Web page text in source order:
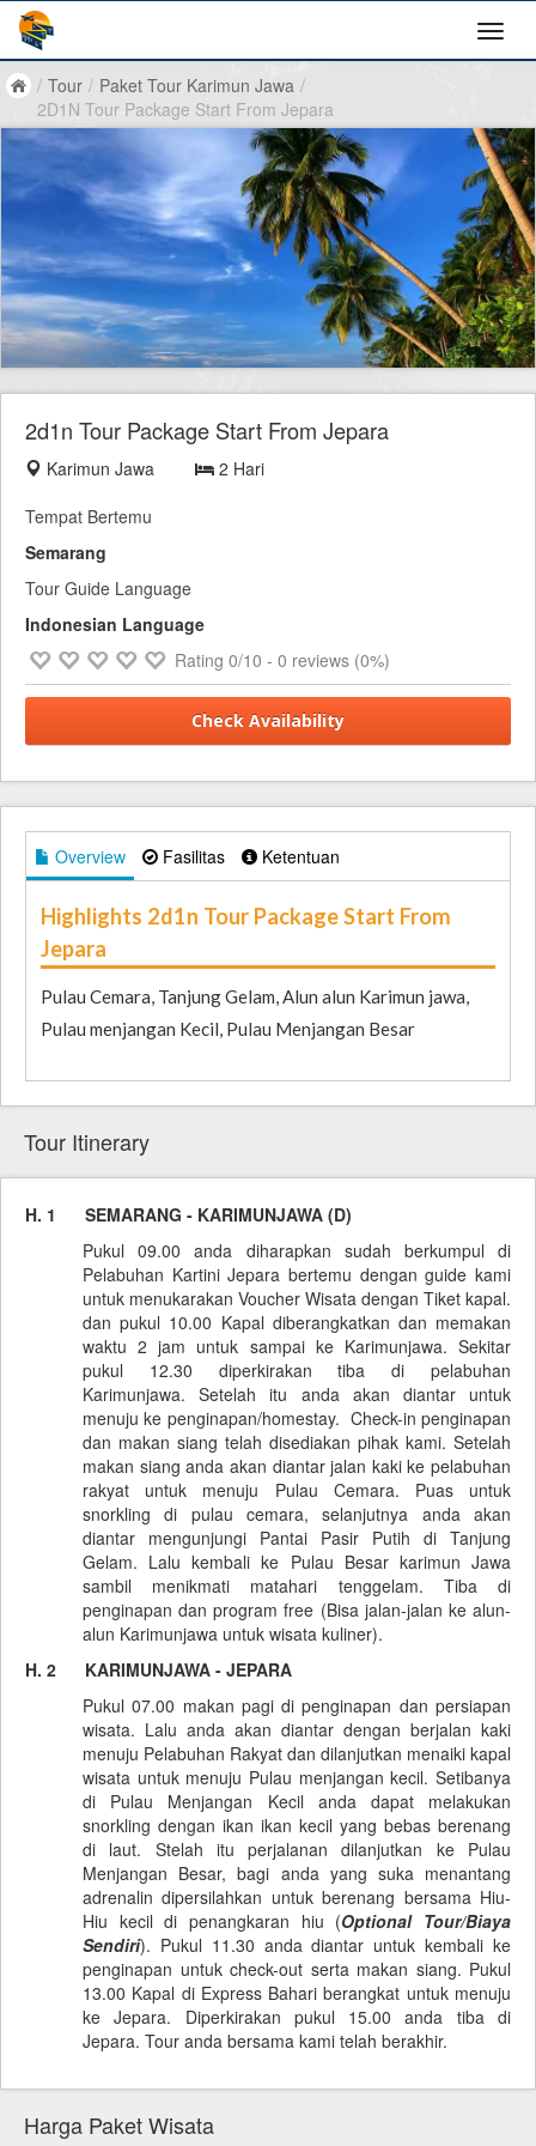
/ Tour / Paket Tour Karimun Jawa /
2D1N Tour Package Start From Jepara
2d1n Tour Package Start From Jepara
Karimun Jawa
2 Hari
Tempat Bertemu
Semarang
Tour Guide Language
Indonesian Language
Rating 0/10 - 0 reviews (0%)
Check Availability
Overview Fasilitas Ketentuan
Highlights 2d1n Tour Package Start From
Jepara
Pulau Cemara, Tanjung Gelam, Alun alun Karimun jawa,
Pulau menjangan Kecil, Pulau Menjangan Besar
Tour Itinerary
H. 1 SEMARANG - KARIMUNJAWA (D)
Pukul 09.00 anda diharapkan sudah berkumpul di
Pelabuhan Kartini Jepara bertemu dengan guide kami
untuk menukarakan Voucher Wisata dengan Tiket kapal.
dan pukul 10.00 Kapal diberangkatkan dan memakan
waktu 2 jam untuk sampai ke Karimunjawa. Sekitar
pukul 12.30 diperkirakan tiba di pelabuhan
Karimunjawa. Setelah itu anda akan diantar untuk
menuju ke penginapan/homestay. Check-in penginapan
dan makan siang telah disediakan pihak kami. Setelah
makan siang anda akan diantar jalan kaki ke pelabuhan
rakyat untuk menuju Pulau Cemara. Puas untuk
snorkling di pulau cemara, selanjutnya anda akan
diantar mengunjungi Pantai Pasir Putih di Tanjung
Gelam. Lalu kembali ke Pulau Besar karimun Jawa
sambil menikmati matahari tenggelam. Tiba di
penginapan dan program free (Bisa jalan-jalan ke alun-
alun Karimunjawa untuk wisata kuliner).
H. 2 KARIMUNJAWA - JEPARA
Pukul 07.00 makan pagi di penginapan dan persiapan
wisata. Lalu anda akan diantar dengan berjalan kaki
menuju Pelabuhan Rakyat dan dilanjutkan menaiki kapal
wisata untuk menuju Pulau menjangan kecil. Setibanya
di Pulau Menjangan Kecil anda dapat melakukan
snorkling dengan ikan ikan kecil yang bebas berenang
di laut. Stelah itu perjalanan dilanjutkan ke Pulau
Menjangan Besar, bagi anda yang suka menantang
adrenalin dipersilahkan untuk berenang bersama Hiu-
Hiu kecil di penangkaran hiu (Optional Tour/Biaya
Sendiri). Pukul 11.30 anda diantar untuk kembali ke
penginapan untuk check-out serta makan siang. Pukul
13.00 Kapal di Express Bahari berangkat untuk menuju
ke Jepara. Diperkirakan pukul 15.00 anda tiba di
Jepara. Tour anda bersama kami telah berakhir.
Harga Paket Wisata